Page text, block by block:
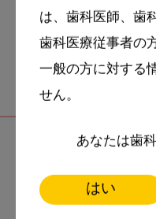
は、歯科医師、歯
歯科医療従事者の
一般の方に対する
せん。
あなたは歯
はい
口腔
関連記事